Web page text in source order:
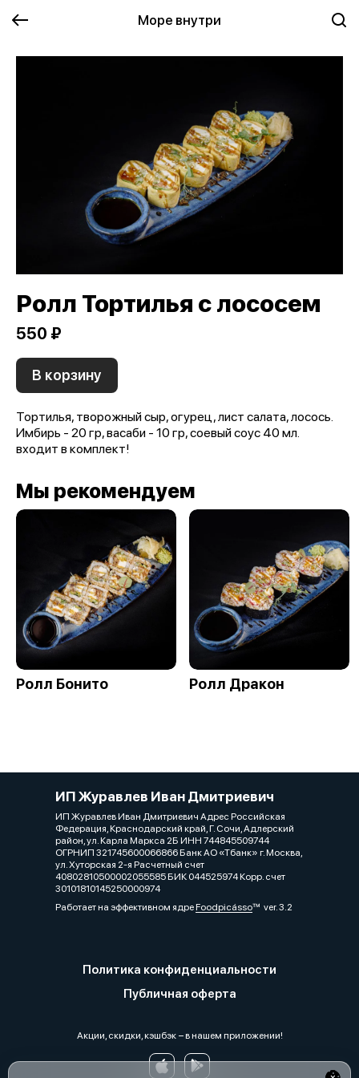
Море внутри
Ролл Тортилья с лососем
550 ₽
В корзину
Тортилья, творожный сыр, огурец, лист салата, лосось.
Имбирь - 20 гр, васаби - 10 гр, соевый соус 40 мл.
входит в комплект!
Мы рекомендуем
Ролл Бонито Ролл Дракон
ИП Журавлев Иван Дмитриевич
ИП Журавлев Иван Дмитриевич Адрес Российская
Федерация, Краснодарский край, Г. Сочи, Адлерский
район, ул. Карла Маркса 2Б ИНН 744845509744
ОГРНИП 321745600066866 Банк АО «Тбанк» г. Москва,
ул. Хуторская 2-я Расчетный счет
40802810500002055585 БИК 044525974 Корр. счет
30101810145250000974
Работает на эффективном ядреFoodpicássover. 3.2
Политика конфиденциальности
Публичная оферта
Акции, скидки, кэшбэк − в нашем приложении!